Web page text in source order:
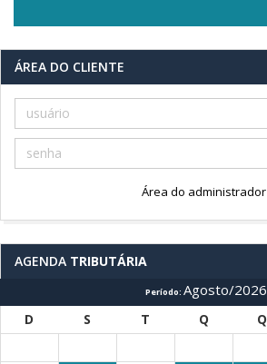
ÁREA DO CLIENTE
Área do administrador
AGENDA TRIBUTÁRIA
Período: Agosto/2026
D S T Q Q